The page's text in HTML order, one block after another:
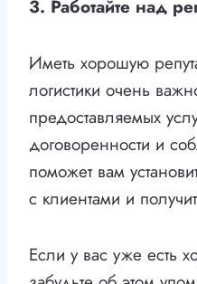
3. Работайте над
Иметь хорошую
логистики очень
предоставляемых
договоренности и
поможет вам
с клиентами и
Если у вас уже есть